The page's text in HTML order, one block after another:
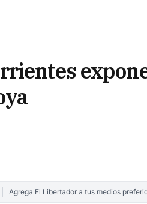
Agrega El Libertador a tus medios